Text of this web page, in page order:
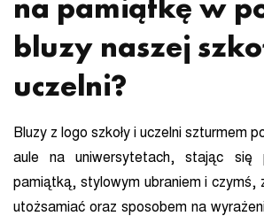
bluzy naszej
uczelni?
Bluzy z logo szkoły i uczelni szturmem
aule na uniwersytetach, stając się
pamiątką, stylowym ubraniem i czymś,
utożsamiać oraz sposobem na